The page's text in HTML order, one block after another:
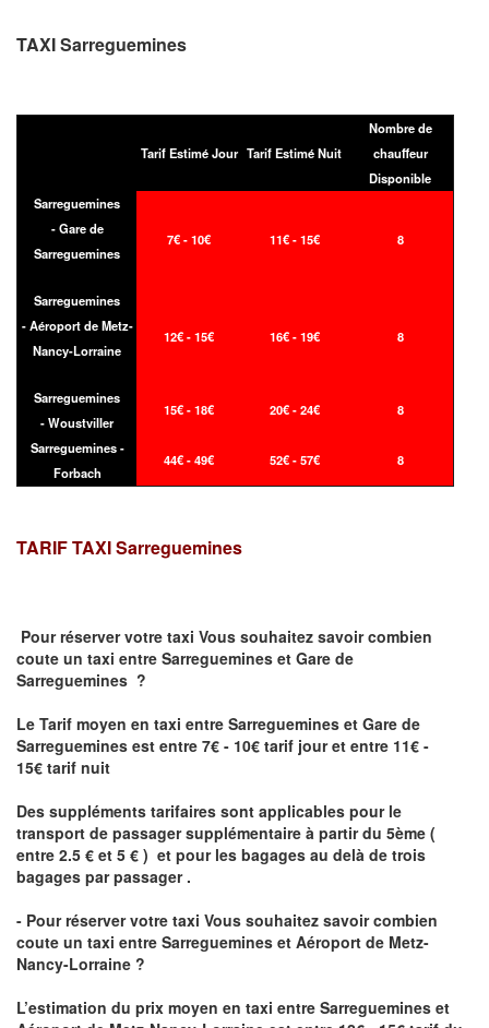
TAXI Sarreguemines
Tarif Estimé Jour Tarif Estimé Nuit
Nombre de
chauffeur
Disponible
Sarreguemines
- Gare de
Sarreguemines
7€ - 10€ 11€ - 15€ 8
Sarreguemines
- Aéroport de Metz-
Nancy-Lorraine
12€ - 15€ 16€ - 19€ 8
Sarreguemines
- Woustviller
15€ - 18€ 20€ - 24€ 8
Sarreguemines -
Forbach
44€ - 49€ 52€ - 57€ 8
TARIF TAXISarreguemines
Pour réserver votre taxi Vous souhaitez savoircombien
coute un taxi entre Sarreguemines et Gare de
Sarreguemines ?
Le Tarif moyen en taxi entre Sarreguemines et Gare de
Sarreguemines est entre 7€ - 10€ tarif jour et entre 11€ -
15€ tarif nuit
Des suppléments tarifaires sont applicables pour le
transport de passager supplémentaire à partir du 5ème (
entre 2.5 € et 5 € ) et pour les bagages au delà de trois
bagages par passager .
- Pour réserver votre taxi Vous souhaitez savoircombien
coute un taxi entre Sarreguemines et Aéroport de Metz-
Nancy-Lorraine ?
L’estimation du prix moyen en taxi entre Sarreguemines et